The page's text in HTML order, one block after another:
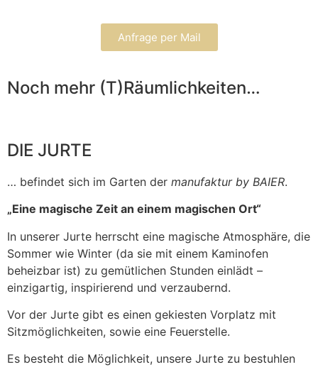
Anfrage per Mail
Noch mehr (T)Räumlichkeiten…
DIE JURTE
… befindet sich im Garten der manufaktur by BAIER.
„Eine magische Zeit an einem magischen Ort“
In unserer Jurte herrscht eine magische Atmosphäre, die
Sommer wie Winter (da sie mit einem Kaminofen
beheizbar ist) zu gemütlichen Stunden einlädt –
einzigartig, inspirierend und verzaubernd.
Vor der Jurte gibt es einen gekiesten Vorplatz mit
Sitzmöglichkeiten, sowie eine Feuerstelle.
Es besteht die Möglichkeit, unsere Jurte zu bestuhlen